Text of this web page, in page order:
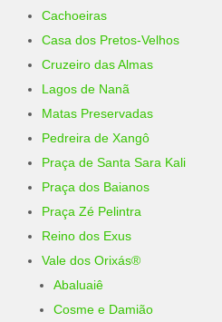
Cachoeiras
Casa dos Pretos-Velhos
Cruzeiro das Almas
Lagos de Nanã
Matas Preservadas
Pedreira de Xangô
Praça de Santa Sara Kali
Praça dos Baianos
Praça Zé Pelintra
Reino dos Exus
Vale dos Orixás®
Abaluaiê
Cosme e Damião